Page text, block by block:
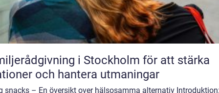
i Stockholm för att stärka
och hantera utmaningar
snacks – En översikt over hälsosamma alternativ